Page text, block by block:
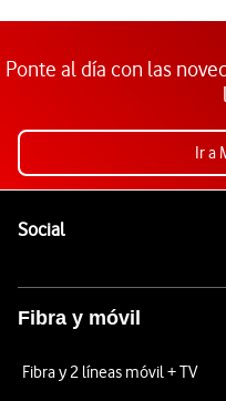
Ponte al día con las
Ir a
SocialEnlaces a las redes
Fibra y móvil
Fibra y 2 líneas móvil + TV